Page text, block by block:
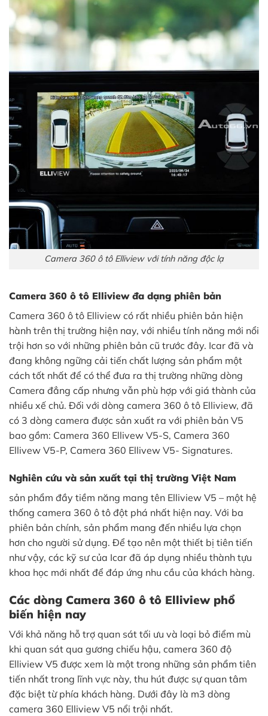
Camera 360 ô tô Elliview với tính năng độc lạ
Camera 360 ô tô Elliview đa dạng phiên bản
Camera 360 ô tô Elliview có rất nhiều phiên bản hiện
hành trên thị trường hiện nay, với nhiều tính năng mới nổi
trội hơn so với những phiên bản cũ trước đây. Icar đã và
đang không ngững cải tiến chất lượng sản phẩm một
cách tốt nhất để có thể đưa ra thị trường những dòng
Camera đẳng cấp nhưng vẫn phù hợp với giá thành của
nhiều xế chủ. Đối với dòng camera 360 ô tô Elliview, đã
có 3 dòng camera được sản xuất ra với phiên bản V5
bao gồm: Camera 360 Ellivew V5-S, Camera 360
Ellivew V5-P, Camera 360 Ellivew V5- Signatures.
Nghiên cứu và sản xuất tại thị trường Việt Nam
sản phẩm đầy tiềm năng mang tên Elliview V5 – một hệ
thống camera 360 ô tô đột phá nhất hiện nay. Với ba
phiên bản chính, sản phẩm mang đến nhiều lựa chọn
hơn cho người sử dụng. Để tạo nên một thiết bị tiên tiến
như vậy, các kỹ sư của Icar đã áp dụng nhiều thành tựu
khoa học mới nhất để đáp ứng nhu cầu của khách hàng.
Các dòng Camera 360 ô tô Elliview phổ
biến hiện nay
Với khả năng hỗ trợ quan sát tối ưu và loại bỏ điểm mù
khi quan sát qua gương chiếu hậu, camera 360 độ
Elliview V5 được xem là một trong những sản phẩm tiên
tiến nhất trong lĩnh vực này, thu hút được sự quan tâm
đặc biệt từ phía khách hàng. Dưới đây là m3 dòng
camera 360 Elliview V5 nổi trội nhất.